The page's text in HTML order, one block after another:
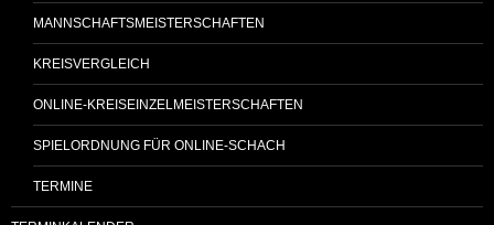
MANNSCHAFTSMEISTERSCHAFTEN
KREISVERGLEICH
ONLINE-KREISEINZELMEISTERSCHAFTEN
SPIELORDNUNG FÜR ONLINE-SCHACH
TERMINE